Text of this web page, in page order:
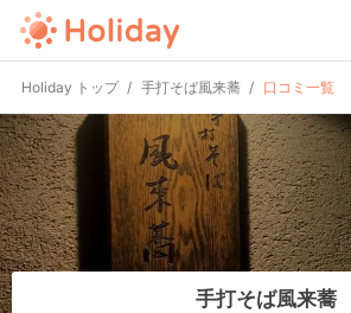
Holiday トップ 手打そば風来蕎 口コミ一覧
手打そば風来蕎